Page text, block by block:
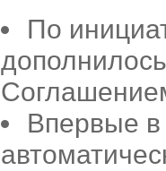
По
Впервые в